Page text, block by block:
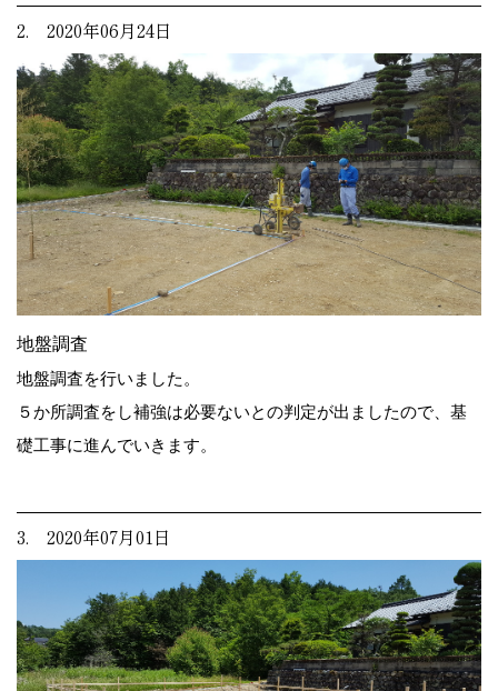
2. 2020年06月24日
地盤調査
地盤調査を行いました。
５か所調査をし補強は必要ないとの判定が出ましたので、基
礎工事に進んでいきます。
3. 2020年07月01日